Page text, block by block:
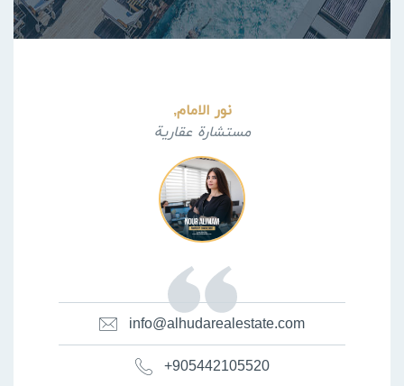
نور الامام,
مستشارة عقارية
info@alhudarealestate.com
+905442105520